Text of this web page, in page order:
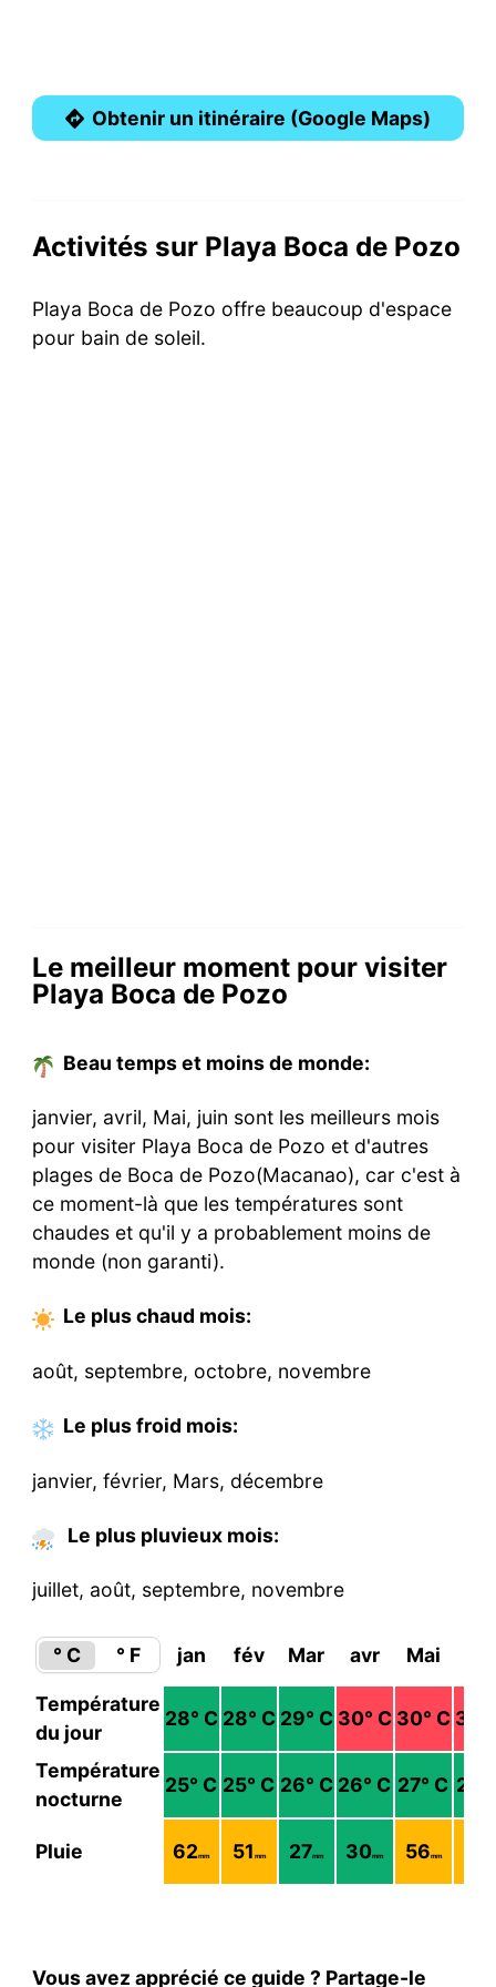
Obtenir un itinéraire (Google Maps)
Activités sur Playa Boca de Pozo
Playa Boca de Pozo offre beaucoup d'espace
pour bain de soleil.
Le meilleur moment pour visiter
Playa Boca de Pozo
Beau temps et moins de monde:
janvier, avril, Mai, juin sont les meilleurs mois
pour visiter Playa Boca de Pozo et d'autres
plages de Boca de Pozo(Macanao), car c'est à
ce moment-là que les températures sont
chaudes et qu'il y a probablement moins de
monde (non garanti).
Le plus chaud mois:
août, septembre, octobre, novembre
Le plus froid mois:
janvier, février, Mars, décembre
Le plus pluvieux mois:
juillet, août, septembre, novembre
° C ° F jan fév Mar avr Mai
Température
du jour
28° C 28° C 29° C 30° C 30° C 30
Température
nocturne
25° C 25° C 26° C 26° C 27° C 27
Pluie 62mm 51 mm 27mm 30mm 56mm
Vous avez apprécié ce guide ? Partage-le